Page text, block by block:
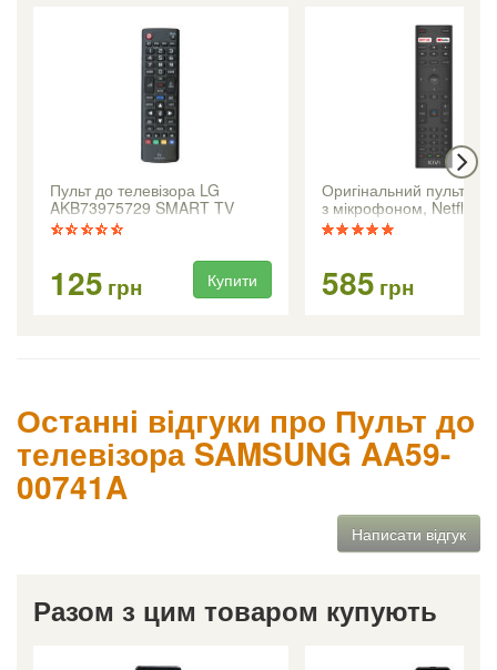
Пульт до телевізора LG
AKB73975729 SMART TV
125 грн Купити
Оригінальний пульт
з мікрофоном, Netflix,
585 грн
Останні відгуки про Пульт до
телевізора SAMSUNG AA59-
00741A
Написати відгук
Разом з цим товаром купують